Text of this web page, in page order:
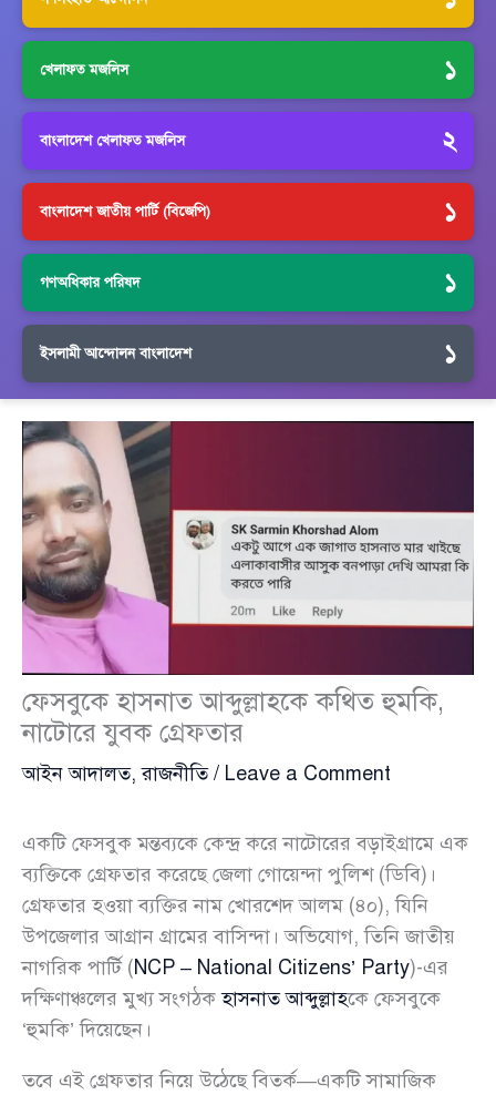
খেলাফত মজলিস ১
বাংলাদেশ খেলাফত মজলিস ২
বাংলাদেশ জাতীয় পার্টি (বিজেপি) ১
গণঅধিকার পরিষদ ১
ইসলামী আন্দোলন বাংলাদেশ ১
ফেসবুকে হাসনাত আব্দুল্লাহকে কথিত হুমকি,
নাটোরে যুবক গ্রেফতার
আইন আদালত,রাজনীতি/ Leave a Comment
একটি ফেসবুক মন্তব্যকে কেন্দ্র করে নাটোরের বড়াইগ্রামে এক
ব্যক্তিকে গ্রেফতার করেছে জেলা গোয়েন্দা পুলিশ (ডিবি)।
গ্রেফতার হওয়া ব্যক্তির নাম খোরশেদ আলম (৪০), যিনি
উপজেলার আগ্রান গ্রামের বাসিন্দা। অভিযোগ, তিনি জাতীয়
নাগরিক পার্টি (NCP – National Citizens’ Party)-এর
দক্ষিণাঞ্চলের মুখ্য সংগঠকহাসনাত আব্দুল্লাহকে ফেসবুকে
‘হুমকি’ দিয়েছেন।
তবে এই গ্রেফতার নিয়ে উঠেছে বিতর্ক—একটি সামাজিক